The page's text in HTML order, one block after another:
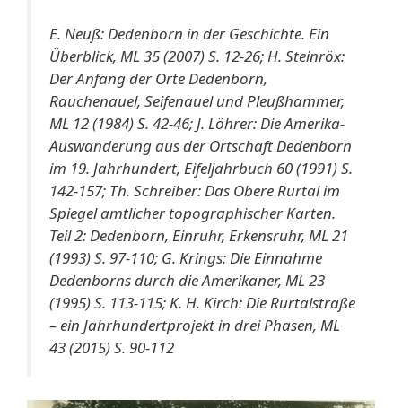
E. Neuß: Dedenborn in der Geschichte. Ein
Überblick, ML 35 (2007) S. 12-26; H. Steinröx:
Der Anfang der Orte Dedenborn,
Rauchenauel, Seifenauel und Pleußhammer,
ML 12 (1984) S. 42-46; J. Löhrer: Die Amerika-
Auswanderung aus der Ortschaft Dedenborn
im 19. Jahrhundert, Eifeljahrbuch 60 (1991) S.
142-157; Th. Schreiber: Das Obere Rurtal im
Spiegel amtlicher topographischer Karten.
Teil 2: Dedenborn, Einruhr, Erkensruhr, ML 21
(1993) S. 97-110; G. Krings: Die Einnahme
Dedenborns durch die Amerikaner, ML 23
(1995) S. 113-115; K. H. Kirch: Die Rurtalstraße
– ein Jahrhundertprojekt in drei Phasen, ML
43 (2015) S. 90-112